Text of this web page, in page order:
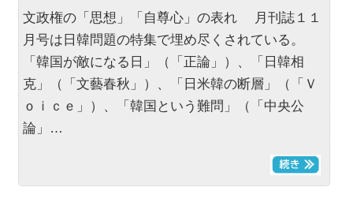
文政権の「思想」「自尊心」の表れ 月刊誌１１
月号は日韓問題の特集で埋め尽くされている。
「韓国が敵になる日」（「正論」）、「日韓相
克」（「文藝春秋」）、「日米韓の断層」（「Ｖ
ｏｉｃｅ」）、「韓国という難問」（「中央公
論」…